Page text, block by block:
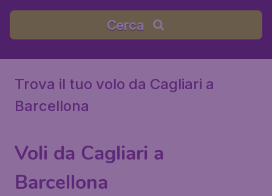
Cerca
Trova il tuo volo da Cagliari a
Barcellona
Voli da Cagliari a
Barcellona